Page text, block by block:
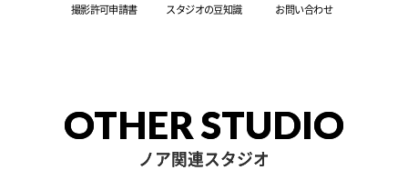
撮影許可申請書 スタジオの豆知識 お問い合わせ
OTHER STUDIO
ノア関連スタジオ